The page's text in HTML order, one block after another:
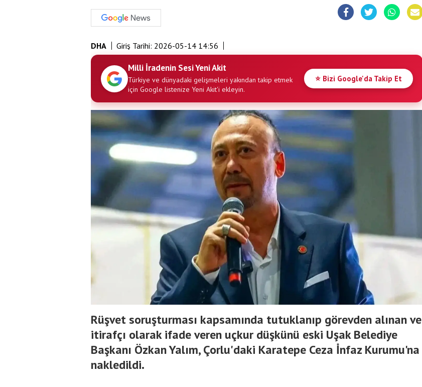
DHA Giriş Tarihi: 2026-05-14 14:56
Milli İradenin Sesi Yeni Akit
Türkiye ve dünyadaki gelişmeleri yakından takip etmek
için Google listenize Yeni Akit'i ekleyin.
⭐ Bizi Google'da Takip Et
Rüşvet soruşturması kapsamında tutuklanıp görevden alınan ve
itirafçı olarak ifade veren uçkur düşkünü eski Uşak Belediye
Başkanı Özkan Yalım, Çorlu'daki Karatepe Ceza İnfaz Kurumu'na
nakledildi.